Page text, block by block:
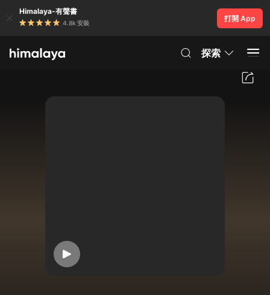
Himalaya-有聲書
4.8k 安裝
打開 App
探索